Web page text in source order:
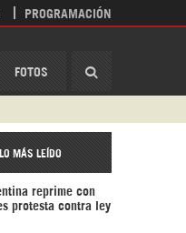
FOTOS
PROGRAMACIÓN
LO MÁS LEÍDO
reprime con
protesta contra ley